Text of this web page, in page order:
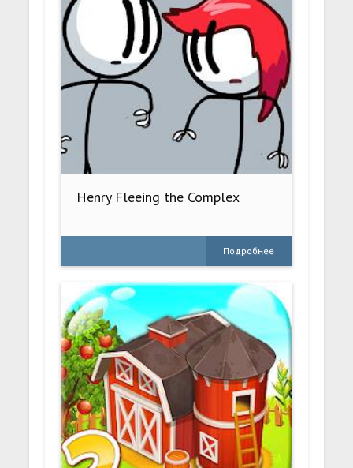
Henry Fleeing the Complex
Подробнее